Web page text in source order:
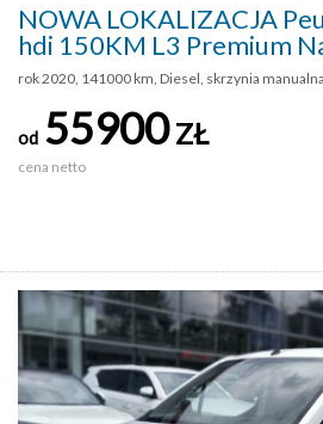
NOWA LOKALIZACJA
hdi 150KM L3 Premium
rok 2020, 141000 km, Diesel, skrzynia manualna
od 55900ZŁ
cena netto